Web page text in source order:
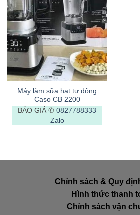
Máy làm sữa hạt tự động
Caso CB 2200
BÁO GIÁ ✆ 0827788333
Zalo
Chính sách & Quy
Hình thức thanh
Chính sách vận